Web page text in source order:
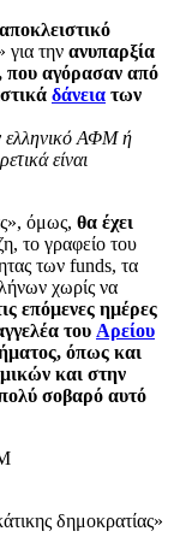
αποκλειστικό
για την ανυπαρξία
που αγόρασαν από
δάνεια των
ελληνικό ΑΦΜ ή
είναι
όμως, θα έχει
το γραφείο του
των funds, τα
χωρίς να
επόμενες ημέρες
του Αρείου
όπως και
και στην
σοβαρό αυτό
δημοκρατίας»